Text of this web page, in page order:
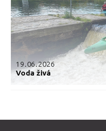
19.06.2026
Voda živá